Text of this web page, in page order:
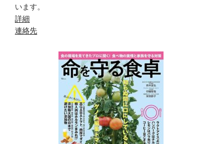
います。
詳細
連絡先